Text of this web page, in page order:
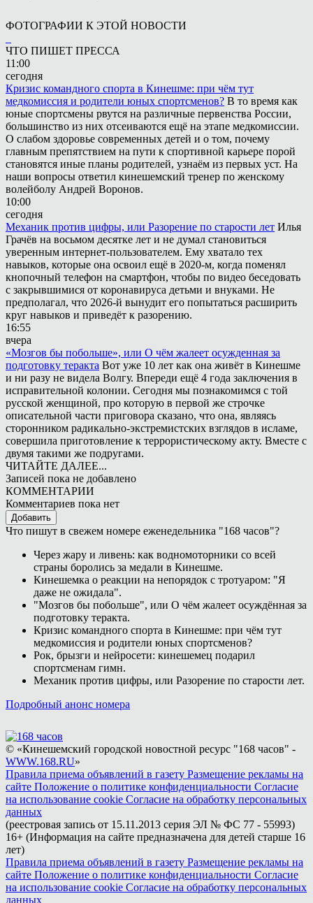
ФОТОГРАФИИ К ЭТОЙ НОВОСТИ
ЧТО ПИШЕТ ПРЕССА
11:00
сегодня
Кризис командного спорта в Кинешме: при чём тут
медкомиссия и родители юных спортсменов? В то время как
юные спортсмены рвутся на различные первенства России,
большинство из них отсеиваются ещё на этапе медкомиссии.
О слабом здоровье современных детей и о том, почему
главным препятствием на пути к спортивной карьере порой
становятся иные планы родителей, узнаём из первых уст. На
наши вопросы ответил кинешемский тренер по женскому
волейболу Андрей Воронов.
10:00
сегодня
Механик против цифры, или Разорение по старости лет Илья
Грачёв на восьмом десятке лет и не думал становиться
уверенным интернет-пользователем. Ему хватало тех
навыков, которые она освоил ещё в 2020-м, когда поменял
кнопочный телефон на смартфон, чтобы по видео беседовать
с закрывшимися от коронавируса детьми и внуками. Не
предполагал, что 2026-й вынудит его попытаться расширить
круг навыков и приведёт к разорению.
16:55
вчера
«Мозгов бы побольше», или О чём жалеет осужденная за
подготовку теракта Вот уже 10 лет как она живёт в Кинешме
и ни разу не видела Волгу. Впереди ещё 4 года заключения в
исправительной колонии. Сегодня мы познакомимся с той
русской женщиной, про которую в первой же строчке
описательной части приговора сказано, что она, являясь
сторонником радикально-экстремистских взглядов в исламе,
совершила приготовление к террористическому акту. Вместе с
двумя такими же подругами.
ЧИТАЙТЕ ДАЛЕЕ...
Записей пока не добавлено
КОММЕНТАРИИ
Комментариев пока нет
Добавить
Что пишут в свежем номере еженедельника "168 часов"?
Через жару и ливень: как водномоторники со всей
страны боролись за медали в Кинешме.
Кинешемка о реакции на непорядок с тротуаром: "Я
даже не ожидала".
"Мозгов бы побольше", или О чём жалеет осуждённая за
подготовку теракта.
Кризис командного спорта в Кинешме: при чём тут
медкомиссия и родители юных спортсменов?
Рок, брызги и нейросети: кинешемец подарил
спортсменам гимн.
Механик против цифры, или Разорение по старости лет.
Подробный анонс номера
© «Кинешемский городской новостной ресурс "168 часов" -
WWW.168.RU»
Правила приема объявлений в газету Размещение рекламы на
сайте Положение о политике конфиденциальности Согласие
на использование cookie Согласие на обработку персональных
данных
(реестровая запись от 15.11.2013 серия ЭЛ № ФС 77 - 55993)
16+ (Информация на сайте предназначена для детей старше 16
лет)
Правила приема объявлений в газету Размещение рекламы на
сайте Положение о политике конфиденциальности Согласие
на использование cookie Согласие на обработку персональных
данных